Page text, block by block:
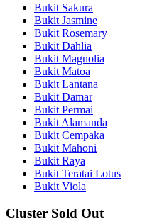
Bukit Sakura
Bukit Jasmine
Bukit Rosemary
Bukit Dahlia
Bukit Magnolia
Bukit Matoa
Bukit Lantana
Bukit Damar
Bukit Permai
Bukit Alamanda
Bukit Cempaka
Bukit Mahoni
Bukit Raya
Bukit Teratai Lotus
Bukit Viola
Cluster Sold Out